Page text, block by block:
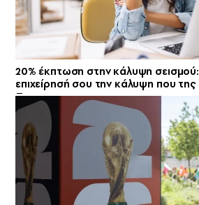
20% έκπτωση στην κάλυψη
επιχείρησή σου την κάλυψη που της